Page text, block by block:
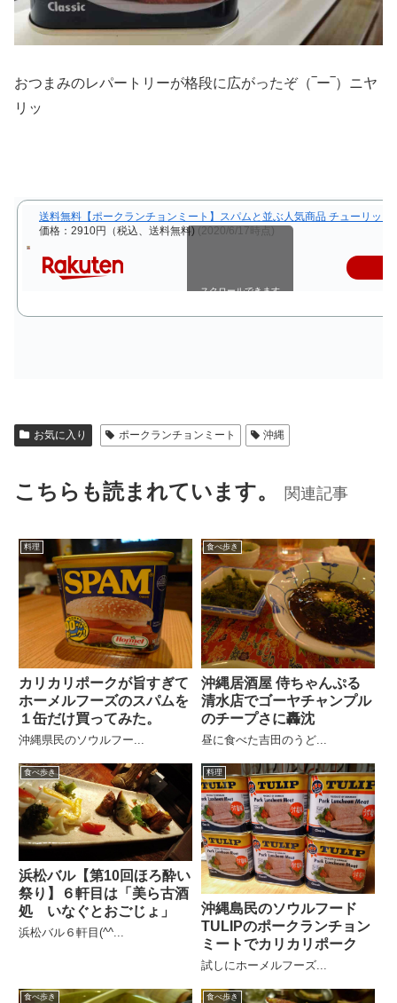
おつまみのレパートリーが格段に広がったぞ（‾ー‾）ニヤ
リッ
送料無料【ポークランチョンミート】スパムと並ぶ人気商品 チューリッ
価格：2910円（税込、送料無料) (2020/6/17時点)
スクロールできます
お気に入り ポークランチョンミート 沖縄
こちらも読まれています。 関連記事
料理
カリカリポークが旨すぎて
ホーメルフーズのスパムを
１缶だけ買ってみた。
沖縄県民のソウルフー...
食べ歩き
沖縄居酒屋 侍ちゃんぷる
清水店でゴーヤチャンプル
のチープさに轟沈
昼に食べた吉田のうど...
食べ歩き
浜松バル【第10回ほろ酔い
祭り】６軒目は「美ら古酒
処 いなぐとおごじょ」
浜松バル６軒目(^^...
料理
沖縄島民のソウルフード
TULIPのポークランチョン
ミートでカリカリポーク
試しにホーメルフーズ...
食べ歩き 食べ歩き